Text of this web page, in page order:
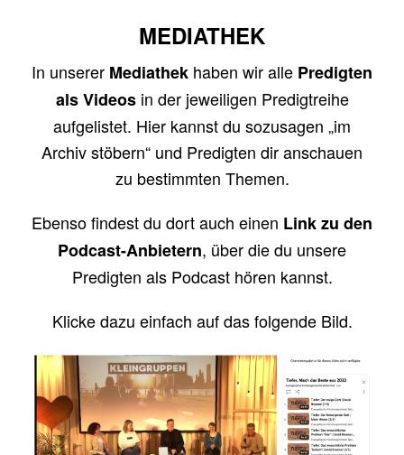
MEDIATHEK
In unserer Mediathek haben wir alle Predigten
als Videosin der jeweiligen Predigtreihe
aufgelistet. Hier kannst du sozusagen „im
Archiv stöbern“ und Predigten dir anschauen
zu bestimmten Themen.
Ebenso findest du dort auch einen Link zu den
Podcast-Anbietern, über die du unsere
Predigten als Podcast hören kannst.
Klicke dazu einfach auf das folgende Bild.